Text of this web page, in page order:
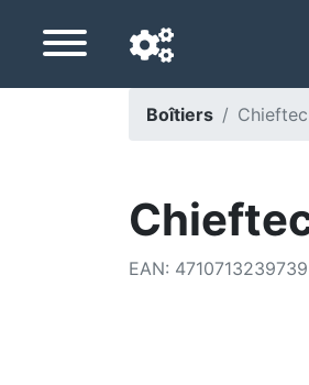
Pays de livraison
Boîtiers
EAN: 4710713239739